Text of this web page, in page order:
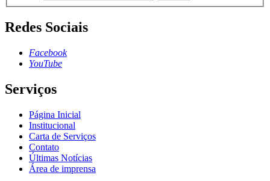
Redes Sociais
Facebook
YouTube
Serviços
Página Inicial
Institucional
Carta de Serviços
Contato
Últimas Notícias
Área de imprensa